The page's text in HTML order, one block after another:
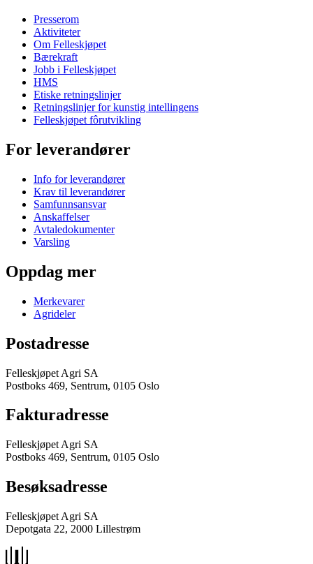
Presserom
Aktiviteter
Om Felleskjøpet
Bærekraft
Jobb i Felleskjøpet
HMS
Etiske retningslinjer
Retningslinjer for kunstig intellingens
Felleskjøpet fôrutvikling
For leverandører
Info for leverandører
Krav til leverandører
Samfunnsansvar
Anskaffelser
Avtaledokumenter
Varsling
Oppdag mer
Merkevarer
Agrideler
Postadresse
Felleskjøpet Agri SA
Postboks 469, Sentrum, 0105 Oslo
Fakturadresse
Felleskjøpet Agri SA
Postboks 469, Sentrum, 0105 Oslo
Besøksadresse
Felleskjøpet Agri SA
Depotgata 22, 2000 Lillestrøm